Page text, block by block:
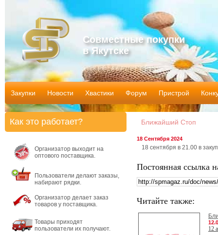
Совместные покупки
в Якутске
Закупки Новости Хвастики Форум Пристрой
Ближайший Стоп
18 Сентября 2024
18 сентября в 21.00 в
Постоянная ссылка
Читайте также:
12
Как это работает?
Организатор выходит на
оптового поставщика.
Пользователи делают заказы,
набирают рядки.
Организатор делает заказ
товаров у поставщика.
Товары приходят
пользователи их получают.